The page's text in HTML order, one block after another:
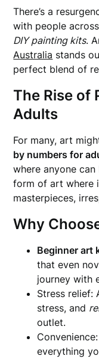
There’s a
with people
DIY painting kits.
Australia stands
perfect blend of
The Rise of
Adults
For many, art
by numbers for
where anyone can
form of art where
masterpieces,
Why
Beginner art
that even
journey with
Stress relief:
stress, and
outlet.
everything